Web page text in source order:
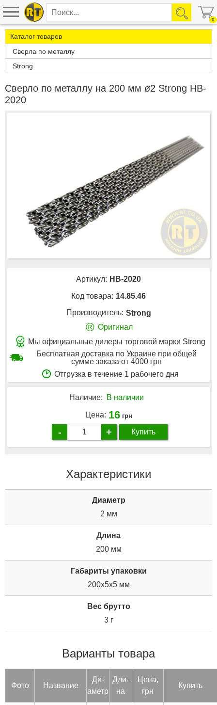
0
Каталог товаров
Сверла по металлу
Strong
Сверло по металлу на 200 мм ø2 Strong HB-
2020
Артикул: HB-2020
Код товара: 14.85.46
Производитель: Strong
® Оригинал
Мы официальные дилеры торговой марки Strong
Бесплатная доставка по Украине при общей
сумме заказа от 4000 грн
Отгрузка в течение 1 рабочего дня
Наличие: В наличии
Цена: 16 грн
- + Купить
Характеристики
Диаметр
2 мм
Длина
200 мм
Габариты упаковки
200x5x5 мм
Вес брутто
3 г
Варианты товара
Фото Название
Ди­
аметр
Дли­
на
Цена,
грн
Купить